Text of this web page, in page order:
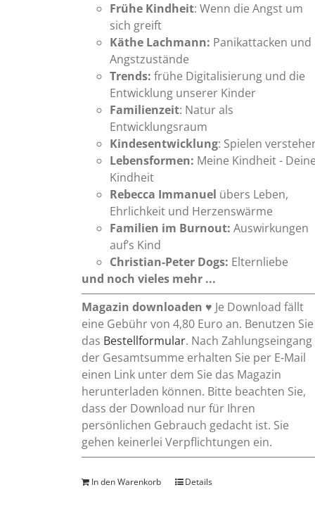
Frühe Kindheit: Wenn die Angst um
sich greift
Käthe Lachmann: Panikattacken und
Angstzustände
Trends:frühe Digitalisierung und die
Entwicklung unserer Kinder
Familienzeit: Natur als
Entwicklungsraum
Kindesentwicklung: Spielen
Lebensformen: Meine Kindheit -
Kindheit
Rebecca Immanuel übers Leben,
Ehrlichkeit und Herzenswärme
Familien im Burnout:Auswirkungen
auf’s Kind
Christian-Peter Dogs: Elternliebe
und noch vieles mehr ...
Magazin downloaden ♥ Je Download fällt
eine Gebühr von 4,80 Euro an. Benutzen Sie
das Bestellformular. Nach Zahlungseingang
der Gesamtsumme erhalten Sie per E-Mail
einen Link unter dem Sie das Magazin
herunterladen können. Bitte beachten Sie,
dass der Download nur für Ihren
persönlichen Gebrauch gedacht ist. Sie
gehen keinerlei Verpflichtungen ein.
In den Warenkorb Details